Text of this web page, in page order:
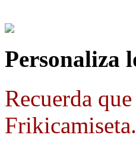
Personaliza
Recuerda